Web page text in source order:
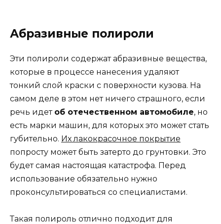
Абразивные полироли
Эти полироли содержат абразивные вещества,
которые в процессе нанесения удаляют
тонкий слой краски с поверхности кузова. На
самом деле в этом нет ничего страшного, если
речь идет об отечественном автомобиле, но
есть марки машин, для которых это может стать
губительно. Их лакокрасочное покрытие
попросту может быть затерто до грунтовки. Это
будет самая настоящая катастрофа. Перед
использование обязательно нужно
проконсультироваться со специалистами.
Такая полироль отлично подходит для